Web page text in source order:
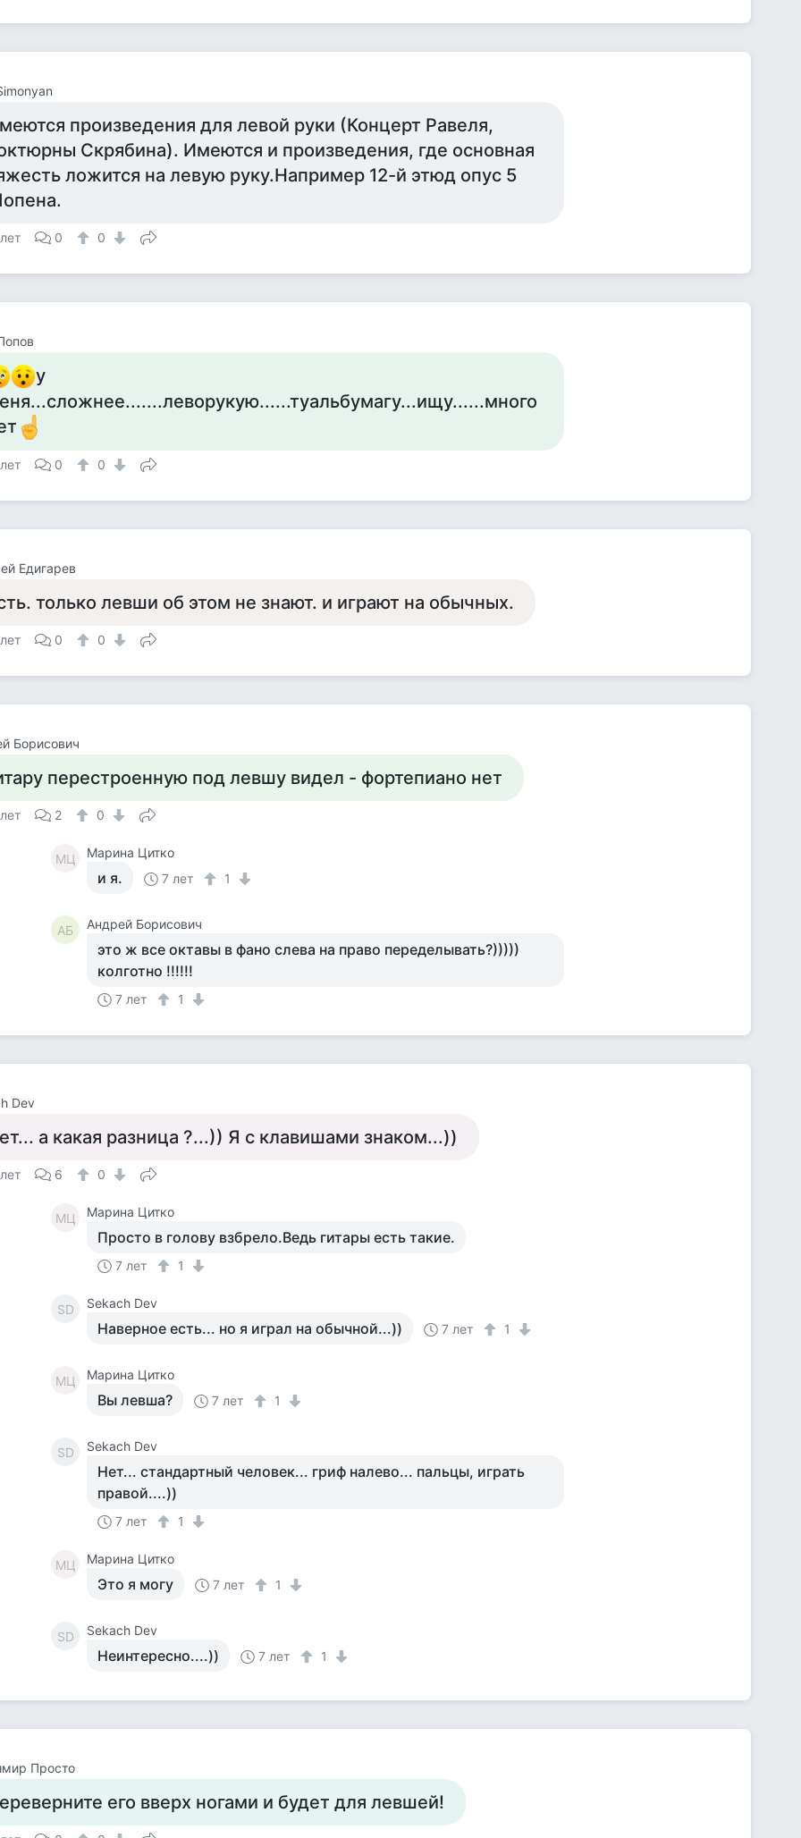
произведения для левой руки (Концерт Равеля,
Скрябина). Имеются и произведения, где основная
ложится на левую руку.Например 12-й этюд опус 5
0 0
у
0 0
Едигарев
только левши об этом не знают. и играют на обычных.
0 0
Борисович
перестроенную под левшу видел - фортепиано нет
2 0
МЦ Марина Цитко
и я. 7 лет 1
АБ Андрей Борисович
это ж все октавы в фано слева на право переделывать?)))))
колготно !!!!!!
7 лет 1
Dev
а какая разница ?...)) Я с клавишами знаком...))
6 0
МЦ Марина Цитко
Просто в голову взбрело.Ведь гитары есть такие.
7 лет 1
SD Sekach Dev
Наверное есть... но я играл на обычной...)) 7 лет 1
МЦ Марина Цитко
Вы левша? 7 лет 1
SD Sekach Dev
Нет... стандартный человек... гриф налево... пальцы, играть
правой....))
7 лет 1
МЦ Марина Цитко
Это я могу 7 лет 1
SD Sekach Dev
Неинтересно....)) 7 лет 1
Просто
его вверх ногами и будет для левшей!